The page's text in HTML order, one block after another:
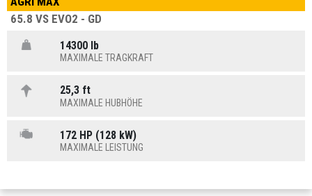
65.8 VS EVO2 - GD
14300 lb
MAXIMALE TRAGKRAFT
25,3 ft
MAXIMALE HUBHÖHE
172 HP (128 kW)
MAXIMALE LEISTUNG